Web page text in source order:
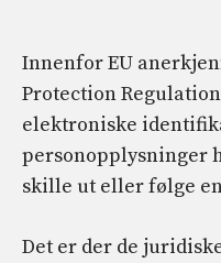
Innenfor EU
Protection
elektroniske
personopplysninger
skille ut eller følge
Det er der de